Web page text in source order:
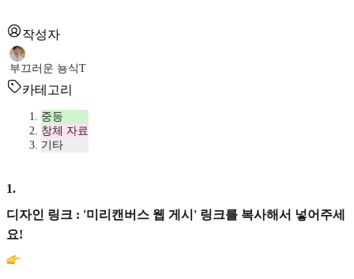
작성자
부끄러운 뇽식T
카테고리
중등
창체 자료
기타
1.
디자인 링크 : '미리캔버스 웹 게시' 링크를 복사해서 넣어주세
요!